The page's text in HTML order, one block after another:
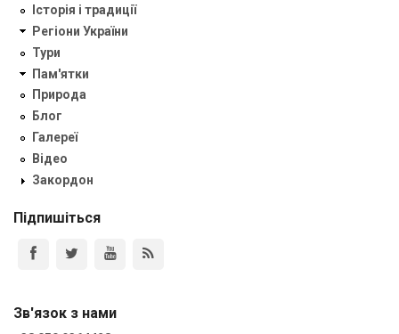
Історія і традиції
Регіони України
Тури
Пам'ятки
Природа
Блог
Галереї
Відео
Закордон
Підпишіться
Зв'язок з нами